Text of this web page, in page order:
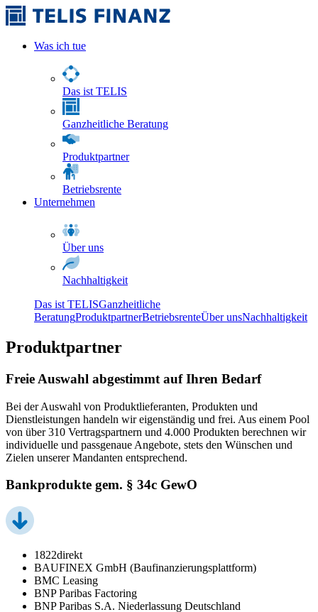
Was ich tue
Das ist TELIS
Ganzheitliche Beratung
Produktpartner
Betriebsrente
Unternehmen
Über uns
Nachhaltigkeit
Das ist TELISGanzheitliche
BeratungProduktpartnerBetriebsrenteÜber unsNachhaltigkeit
Produktpartner
Freie Auswahl abgestimmt auf Ihren Bedarf
Bei der Auswahl von Produktlieferanten, Produkten und
Dienstleistungen handeln wir eigenständig und frei. Aus einem Pool
von über 310 Vertragspartnern und 4.000 Produkten berechnen wir
individuelle und passgenaue Angebote, stets den Wünschen und
Zielen unserer Mandanten entsprechend.
Bankprodukte gem. § 34c GewO
1822direkt
BAUFINEX GmbH (Baufinanzierungsplattform)
BMC Leasing
BNP Paribas Factoring
BNP Paribas S.A. Niederlassung Deutschland